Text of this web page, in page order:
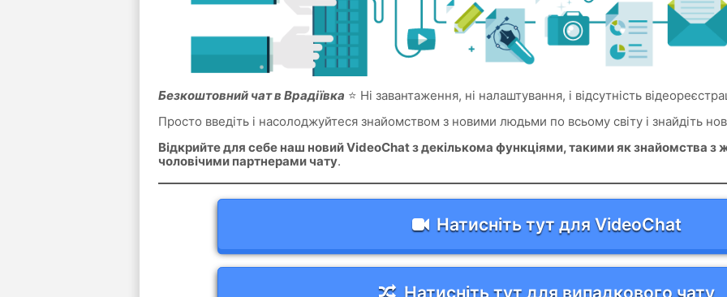
Безкоштовний чат в Врадіївка ⭐ Ні завантаження, ні налаштування, і відсутність
Просто введіть і насолоджуйтеся знайомством з новими людьми по всьому світу і знайдіть
Відкрийте для себе наш новий VideoChat з декількома функціями, такими як знайомства з
чоловічими партнерами чату.
Натисніть тут для VideoChat
Натисніть тут для випадкового чату